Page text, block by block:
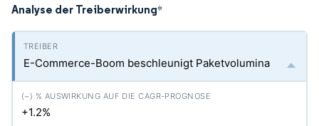
Analyse der Treiberwirkung*
E-Commerce-Boom beschleunigt Paketvolumina
+1.2%